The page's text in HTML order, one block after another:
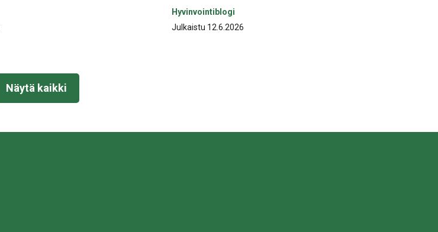
Hyvinvointiblogi
Julkaistu 12.6.2026
Näytä kaikki